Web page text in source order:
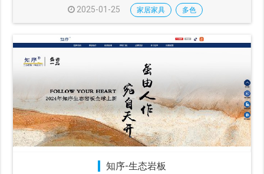
2025-01-25 家居家具 多色
知序-生态岩板